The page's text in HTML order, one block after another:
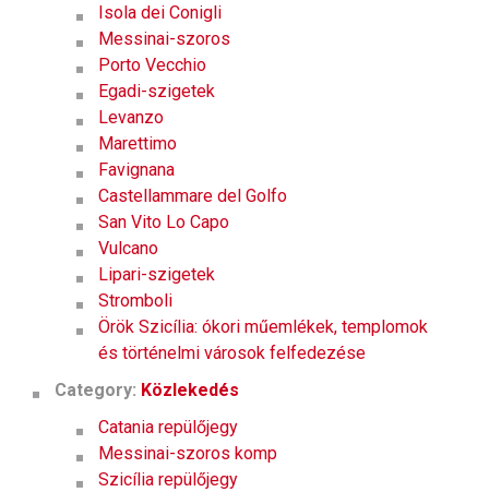
Isola dei Conigli
Messinai-szoros
Porto Vecchio
Egadi-szigetek
Levanzo
Marettimo
Favignana
Castellammare del Golfo
San Vito Lo Capo
Vulcano
Lipari-szigetek
Stromboli
Örök Szicília: ókori műemlékek, templomok
és történelmi városok felfedezése
Category: Közlekedés
Catania repülőjegy
Messinai-szoros komp
Szicília repülőjegy